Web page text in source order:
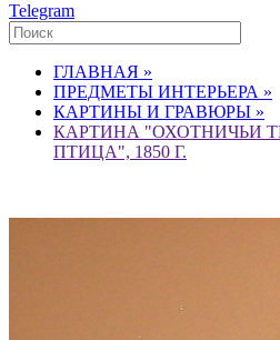
Telegram
ГЛАВНАЯ »
ПРЕДМЕТЫ ИНТЕРЬЕРА »
КАРТИНЫ И ГРАВЮРЫ »
КАРТИНА "ОХОТНИЧЬИ
ПТИЦА", 1850 Г.